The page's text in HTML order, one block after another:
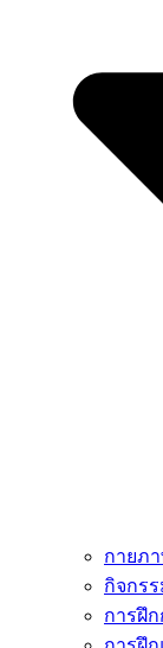
กายภ
กิจกร
การฝึ